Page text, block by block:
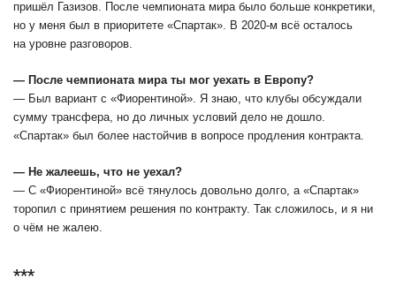
пришёл Газизов. После чемпионата мира было больше конкретики,
но у меня был в приоритете «Спартак». В 2020-м всё осталось
на уровне разговоров.
― После чемпионата мира ты мог уехать в Европу?
― Был вариант с «Фиорентиной». Я знаю, что клубы обсуждали
сумму трансфера, но до личных условий дело не дошло.
«Спартак» был более настойчив в вопросе продления контракта.
― Не жалеешь, что не уехал?
― C «Фиорентиной» всё тянулось довольно долго, а «Спартак»
торопил с принятием решения по контракту. Так сложилось, и я ни
о чём не жалею.
***